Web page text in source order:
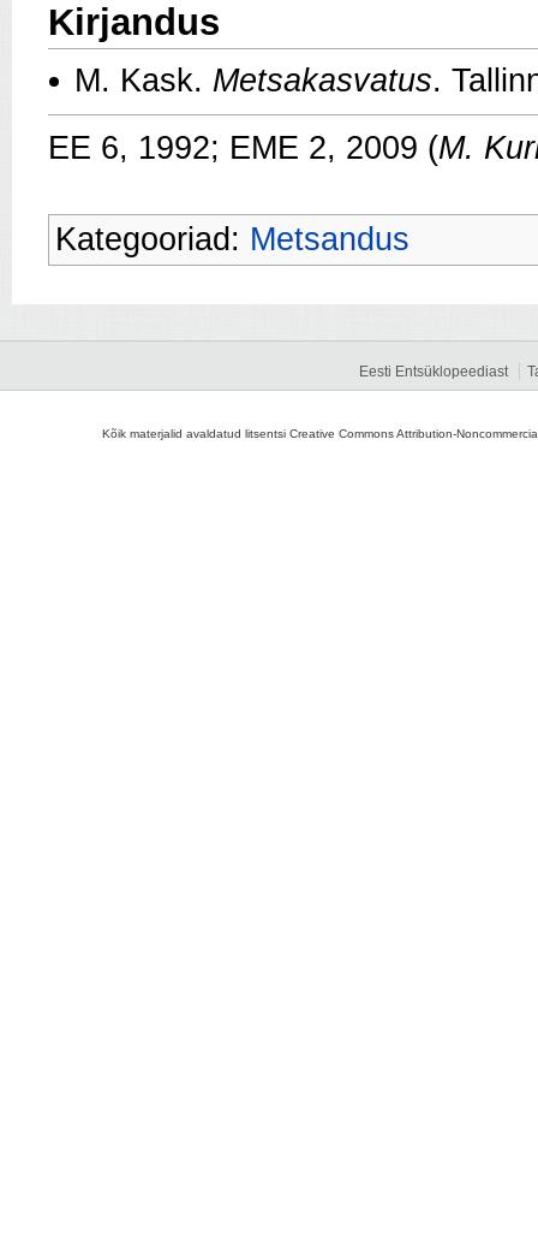
Kirjandus
M. Kask. Metsakasvatus.
EE 6, 1992; EME 2, 2009 (M.
Kategooriad: Metsandus
Eesti Entsüklopeediast
Kõik materjalid avaldatud litsentsi Creative Commons Attribution-